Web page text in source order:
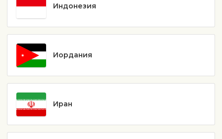
Индонезия
Иордания
Иран